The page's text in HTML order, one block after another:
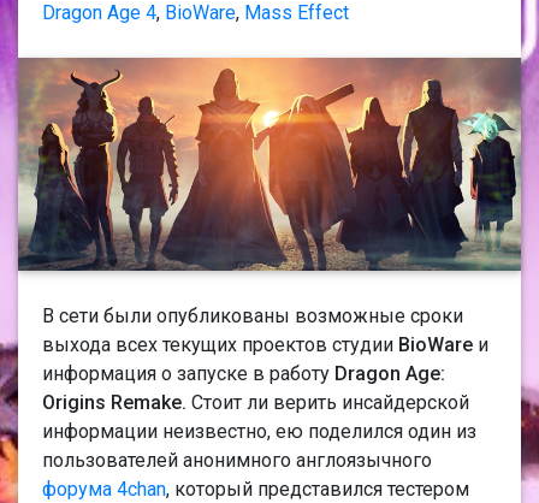
Dragon Age 4, BioWare, Mass Effect
В сети были опубликованы возможные сроки
выхода всех текущих проектов студии BioWare и
информация о запуске в работу Dragon Age:
Origins Remake. Стоит ли верить инсайдерской
информации неизвестно, ею поделился один из
пользователей анонимного англоязычного
форума 4chan, который представился тестером